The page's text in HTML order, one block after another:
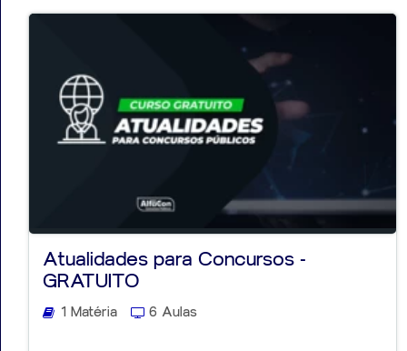
Atualidades para Concursos -
GRATUITO
1 Matéria 6 Aulas